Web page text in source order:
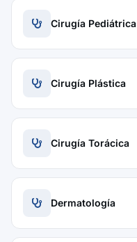
Cirugía Pediátrica
Cirugía Plástica
Cirugía Torácica
Dermatología